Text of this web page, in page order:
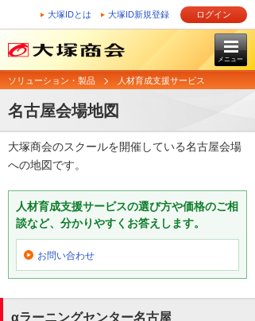
大塚IDとは 大塚ID新規登録 ログイン
メニュー
ソリューション・製品 人材育成支援サービス
名古屋会場地図
大塚商会のスクールを開催している名古屋会場
への地図です。
人材育成支援サービスの選び方や価格のご相
談など、分かりやすくお答えします。
お問い合わせ
αラーニングセンター名古屋